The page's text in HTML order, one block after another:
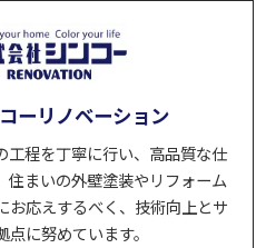
ーリノベーション
工程を丁寧に行い、高品質な仕
住まいの外壁塗装やリフォーム
お応えするべく、技術向上とサ
に努めています。